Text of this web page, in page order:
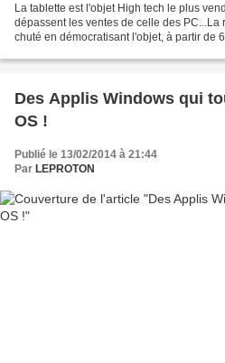
La tablette est l'objet High tech le plus
dépassent les ventes de celle des
chuté en démocratisant l'objet, à partir de
Des Applis Windows qui
OS !
Publié le 13/02/2014 à 21:44
Par LEPROTON